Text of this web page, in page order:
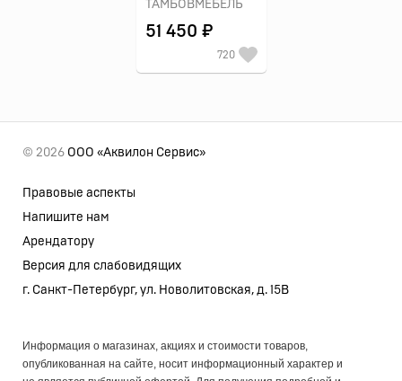
ТАМБОВМЕБЕЛЬ
51 450 ₽
720
© 2026 ООО «Аквилон Сервис»
Правовые аспекты
Напишите нам
Арендатору
Версия для слабовидящих
г. Санкт-Петербург, ул. Новолитовская, д. 15В
Информация о магазинах, акциях и стоимости товаров,
опубликованная на сайте, носит информационный характер и